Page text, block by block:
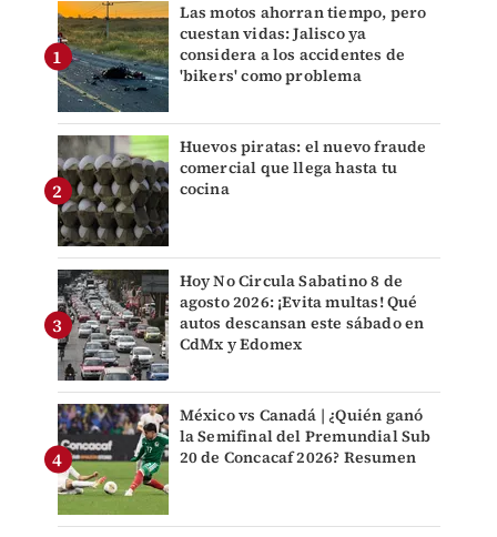
Las motos ahorran tiempo, pero
cuestan vidas: Jalisco ya
considera a los accidentes de
'bikers' como problema
Huevos piratas: el nuevo fraude
comercial que llega hasta tu
cocina
Hoy No Circula Sabatino 8 de
agosto 2026: ¡Evita multas! Qué
autos descansan este sábado en
CdMx y Edomex
México vs Canadá | ¿Quién ganó
la Semifinal del Premundial Sub
20 de Concacaf 2026? Resumen